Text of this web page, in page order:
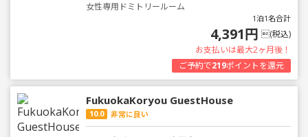
女性専用ドミトリールーム
1泊1名合計
4,391円 (税込)
お支払いは最大2ヶ月後！
ご予約で219ポイントを還元
FukuokaKoryou GuestHouse
10.0 非常に良い